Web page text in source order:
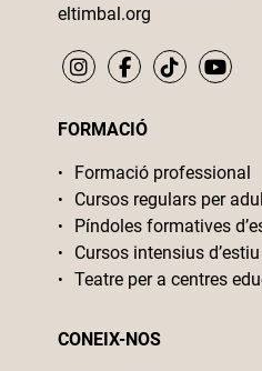
eltimbal.org
FORMACIÓ
Formació professional
Cursos regulars per
Píndoles formatives
Cursos intensius d’estiu
Teatre per a centres
CONEIX-NOS